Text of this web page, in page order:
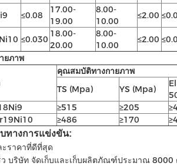
≤0.08
17.00-
19.00
8.00-
10.00
≤2.00
≤0.030
18.00-
20.00
8.00-
10.00
≤2.00
ยภาพ
คุณสมบัติทางกายภาพ
TS (Mpa)
YS (Mpa)
≥515 ≥205
≥486 ≥170
ทางการแข่งขัน:
ราคาที่ดีที่สุด
ว บริษัท จัดเก็บและเก็บผลิตภัณฑ์ประมาณ 8000